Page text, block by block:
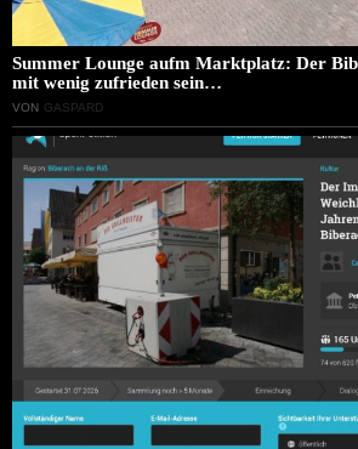
Summer Lounge aufm Marktplatz: Der
mit wenig zufrieden sein…
VON GASPARD